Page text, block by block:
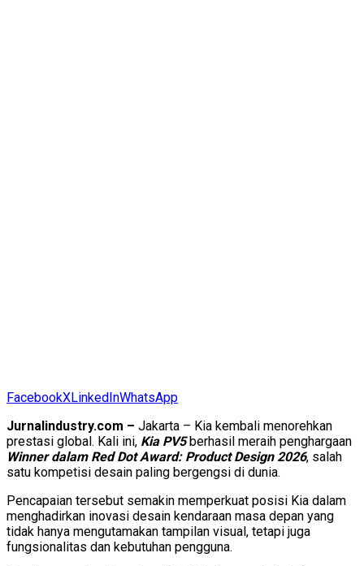
FacebookXLinkedInWhatsApp
Jurnalindustry.com – Jakarta – Kia kembali menorehkan
prestasi global. Kali ini, Kia PV5berhasil meraih penghargaan
Winner dalam Red Dot Award: Product Design 2026, salah
satu kompetisi desain paling bergengsi di dunia.
Pencapaian tersebut semakin memperkuat posisi Kia dalam
menghadirkan inovasi desain kendaraan masa depan yang
tidak hanya mengutamakan tampilan visual, tetapi juga
fungsionalitas dan kebutuhan pengguna.